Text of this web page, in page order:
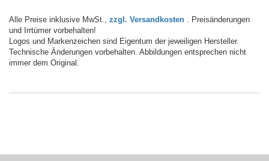
Alle Preise inklusive MwSt., zzgl. Versandkosten . Preisänderungen
und Irrtümer vorbehalten!
Logos und Markenzeichen sind Eigentum der jeweiligen Hersteller.
Technische Änderungen vorbehalten. Abbildungen entsprechen nicht
immer dem Original.